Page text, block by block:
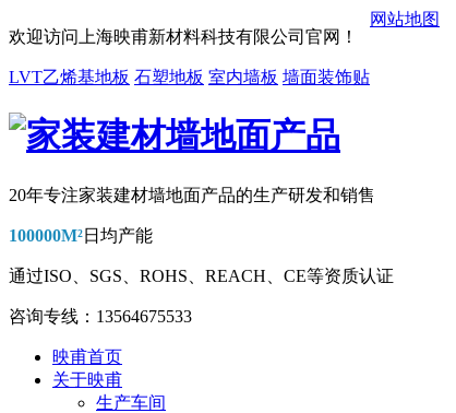
欢迎访问上海映甫新材料科技有限公司官网！
LVT乙烯基地板 石塑地板 室内墙板 墙面装饰贴
网站地图
20年专注家装建材墙地面产品的生产研发和销售
100000M²日均产能
通过ISO、SGS、ROHS、REACH、CE等资质认证
咨询专线：13564675533
映甫首页
关于映甫
生产车间